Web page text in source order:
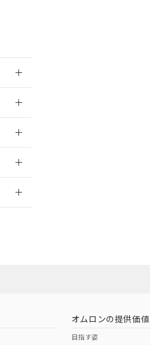
オムロンの提供価値
目指す姿